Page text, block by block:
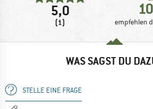
5,0
(1) empfehlen
WAS SAGST DU
STELLE EINE FRAGE